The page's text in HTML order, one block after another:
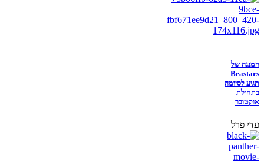
המנגה של
Beastars
תגיע לסיומה
בתחילת
אוקטובר
עדי פרל